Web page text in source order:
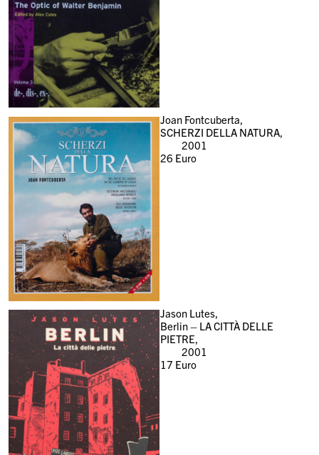
Joan Fontcuberta,
SCHERZI DELLA NATURA,
2001
26 Euro
Jason Lutes,
Berlin – LA CITTÀ DELLE
PIETRE,
2001
17 Euro